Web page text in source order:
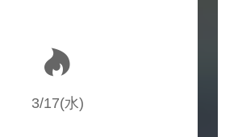
3/17(水)